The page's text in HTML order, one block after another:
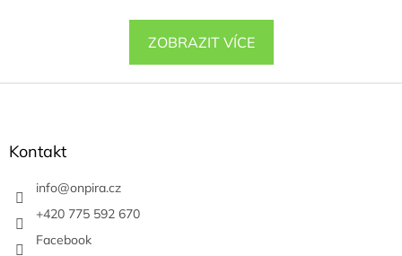
ZOBRAZIT VÍCE
Z
Kontakt
info@onpira.cz
+420 775 592 670
Facebook